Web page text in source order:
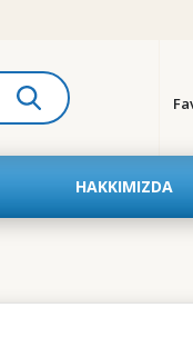
HAKKIMIZDA